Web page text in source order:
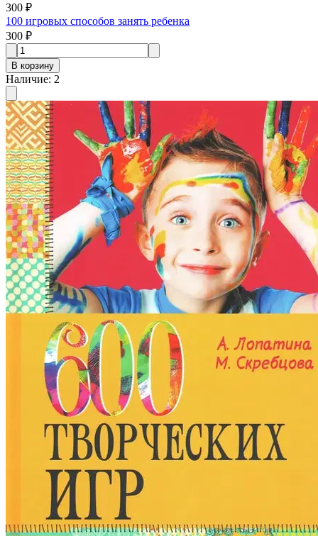
300 ₽
100 игровых способов занять ребенка
300 ₽
В корзину
Наличие: 2